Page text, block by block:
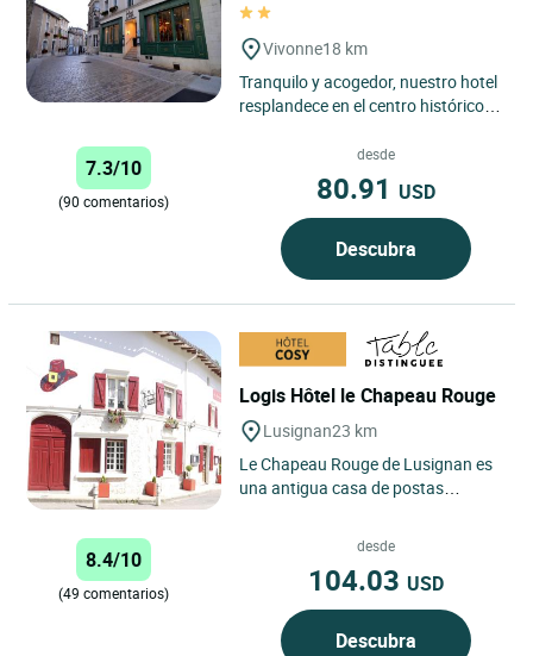
Vivonne18 km
Tranquilo y acogedor, nuestro hotel
resplandece en el centro histórico
7.3/10
(90 comentarios)
desde
80.91 USD
Descubra
Logis Hôtel le Chapeau Rouge
Lusignan23 km
Le Chapeau Rouge de Lusignan es
una antigua casa de postas
pequeña ciudad reconstruida tras
8.4/10
(49 comentarios)
desde
104.03 USD
Descubra